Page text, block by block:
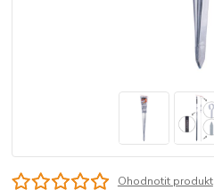
Ohodnotit produkt